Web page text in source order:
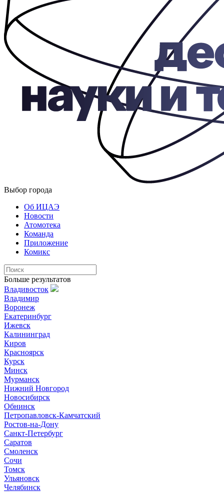
Выбор города
Об ИЦАЭ
Новости
Атомотека
Команда
Приложение
Комикс
Больше результатов
Владивосток
Владимир
Воронеж
Екатеринбург
Ижевск
Калининград
Киров
Красноярск
Курск
Минск
Мурманск
Нижний Новгород
Новосибирск
Обнинск
Петропавловск-Камчатский
Ростов-на-Дону
Санкт-Петербург
Саратов
Смоленск
Сочи
Томск
Ульяновск
Челябинск